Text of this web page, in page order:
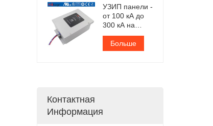
УЗИП панели -
от 100 кА до
300 кА на
фазу
Больше
Контактная
Информация